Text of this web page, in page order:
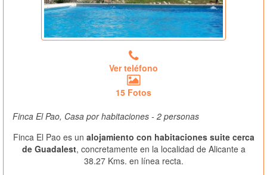
Ver teléfono
15 Fotos
Finca El Pao, Casa por habitaciones - 2 personas
Finca El Pao es un alojamiento con habitaciones suite cerca
de Guadalest, concretamente en la localidad de Alicante a
38.27 Kms. en línea recta.